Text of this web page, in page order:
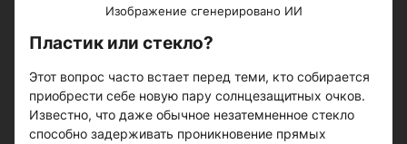
Изображение сгенерировано ИИ
Пластик или стекло?
Этот вопрос часто встает перед теми, кто собирается
приобрести себе новую пару солнцезащитных очков.
Известно, что даже обычное незатемненное стекло
способно задерживать проникновение прямых